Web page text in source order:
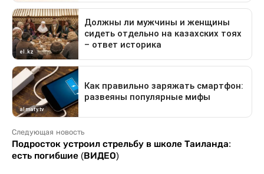
Следующая новость
Подросток устроил стрельбу в школе Таиланда:
есть погибшие (ВИДЕО)